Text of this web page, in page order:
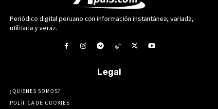
Periódico digital peruano con información instantánea, variada,
utilitaria y veraz.
Legal
¿QUIENES SOMOS?
POLÍTICA DE COOKIES